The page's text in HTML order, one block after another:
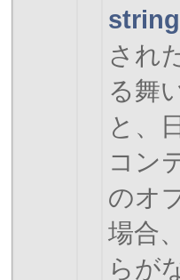
され
る舞
と、
コン
のオ
場合
らが